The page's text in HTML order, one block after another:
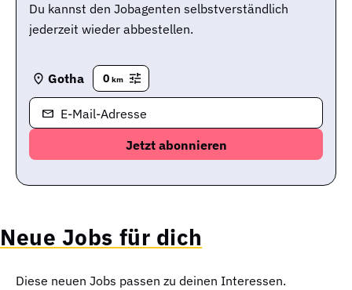
Du kannst den Jobagenten selbstverständlich
jederzeit wieder abbestellen.
Gotha 0 km
E-Mail-Adresse
Neue Jobs für dich
Diese neuen Jobs passen zu deinen Interessen.